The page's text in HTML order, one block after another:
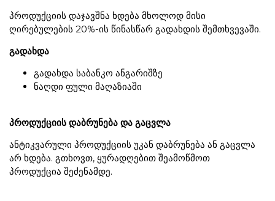
პროდუქციის დაჯავშნა ხდება მხოლოდ მისი
ღირებულების 20%-ის წინასწარ გადახდის შემთხვევაში.
გადახდა
გადახდა საბანკო ანგარიშზე
ნაღდი ფული მაღაზიაში
პროდუქციის დაბრუნება და გაცვლა
ანტიკვარული პროდუქციის უკან დაბრუნება ან გაცვლა
არ ხდება. გთხოვთ, ყურადღებით შეამოწმოთ
პროდუქცია შეძენამდე.